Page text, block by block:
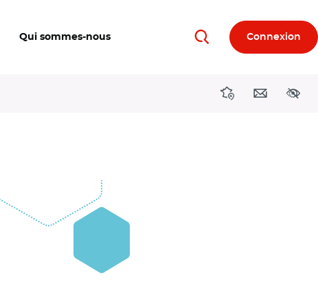
Qui sommes-nous RechercherConnexion
DirectionsContact